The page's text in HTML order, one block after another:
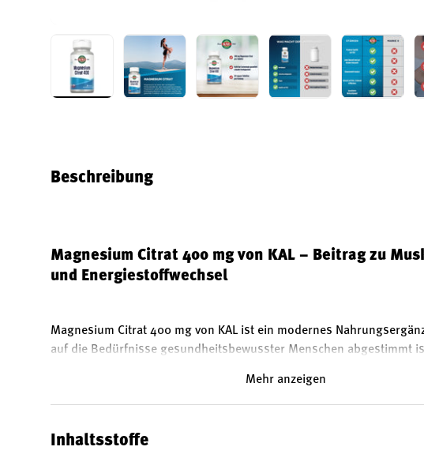
Beschreibung
Magnesium Citrat 400 mg von KAL – Beitrag zu
und Energiestoffwechsel
Magnesium Citrat 400 mg von KAL ist ein modernes
auf die Bedürfnisse gesundheitsbewusster Menschen abgestimmt
Versorgung mit einem wichtigen Mineralstoff. Die Citrat-Form ist
Magnesiumverbindung, vegan und laborgeprüft. Die ActivTab-
Mehr anzeigen
Inhaltsstoffe